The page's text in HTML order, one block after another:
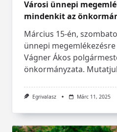
Városi ünnepi
mindenkit az
Március 15-én,
ünnepi
Vágner Ákos
önkormányzata.
Egrivalasz Márc 11, 2025